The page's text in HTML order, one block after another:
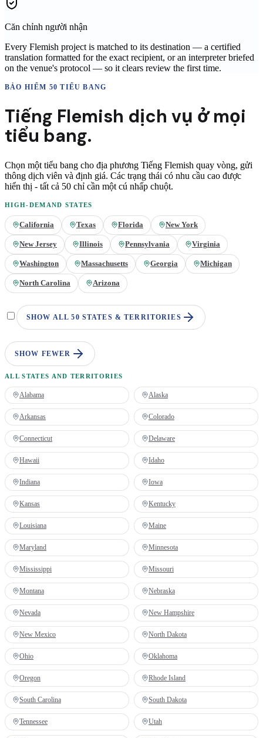
Căn chỉnh người nhận
Every Flemish project is matched to its destination — a certified
translation formatted for the exact recipient, or an interpreter briefed
on the venue's protocol — so it clears review the first time.
BẢO HIỂM 50 TIỂU BANG
Tiếng Flemish dịch vụ ởmọi
tiểu bang.
Chọn một tiểu bang cho địa phương Tiếng Flemish quay vòng, gửi
thông dịch viên và định giá. Các trạng thái có nhu cầu cao được
hiển thị - tất cả 50 chỉ cần một cú nhấp chuột.
HIGH-DEMAND STATES
California Texas Florida New York
New Jersey Illinois Pennsylvania Virginia
Washington Massachusetts Georgia Michigan
North Carolina Arizona
SHOW ALL 50 STATES & TERRITORIES
SHOW FEWER
ALL STATES AND TERRITORIES
Alabama Alaska
Arkansas Colorado
Connecticut Delaware
Hawaii Idaho
Indiana Iowa
Kansas Kentucky
Louisiana Maine
Maryland Minnesota
Mississippi Missouri
Montana Nebraska
Nevada New Hampshire
New Mexico North Dakota
Ohio Oklahoma
Oregon Rhode Island
South Carolina South Dakota
Tennessee Utah